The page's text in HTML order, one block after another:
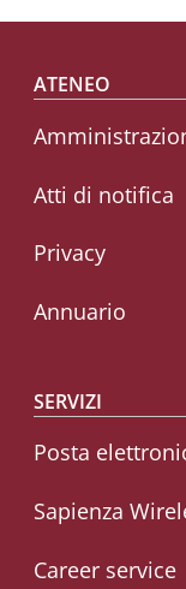
Footer
ATENEO
Atti di notifica
Privacy
Annuario
SERVIZI
Posta
Sapienza
Career service